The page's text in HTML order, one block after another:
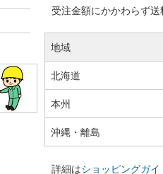
受注金額にかかわらず
地域
北海道
本州
沖縄・離島
詳細はショッピングガイ